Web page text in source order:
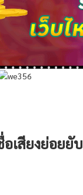
เสียงย่อยยับ